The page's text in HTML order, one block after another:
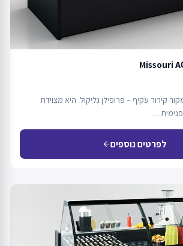
Missouri
קירור עקיף – פרופילן גליקול. היא מצוידת
לפרטים נוספיםarrow_back